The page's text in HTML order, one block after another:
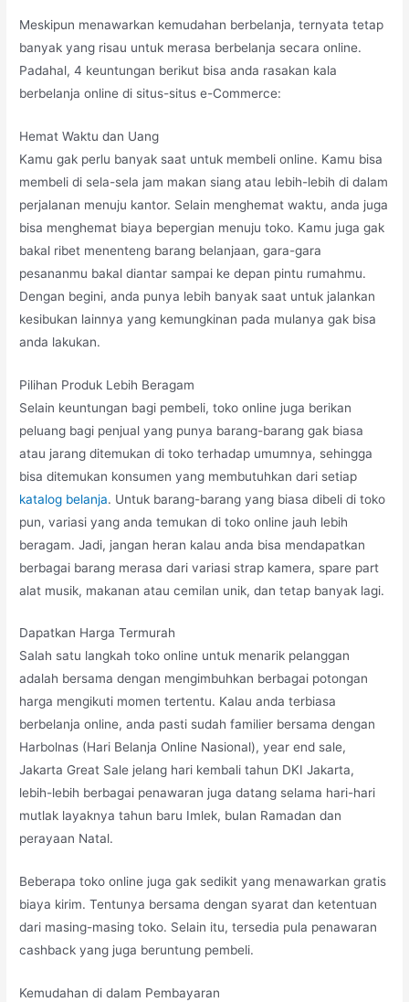
Meskipun menawarkan kemudahan berbelanja, ternyata tetap
banyak yang risau untuk merasa berbelanja secara online.
Padahal, 4 keuntungan berikut bisa anda rasakan kala
berbelanja online di situs-situs e-Commerce:
Hemat Waktu dan Uang
Kamu gak perlu banyak saat untuk membeli online. Kamu bisa
membeli di sela-sela jam makan siang atau lebih-lebih di dalam
perjalanan menuju kantor. Selain menghemat waktu, anda juga
bisa menghemat biaya bepergian menuju toko. Kamu juga gak
bakal ribet menenteng barang belanjaan, gara-gara
pesananmu bakal diantar sampai ke depan pintu rumahmu.
Dengan begini, anda punya lebih banyak saat untuk jalankan
kesibukan lainnya yang kemungkinan pada mulanya gak bisa
anda lakukan.
Pilihan Produk Lebih Beragam
Selain keuntungan bagi pembeli, toko online juga berikan
peluang bagi penjual yang punya barang-barang gak biasa
atau jarang ditemukan di toko terhadap umumnya, sehingga
bisa ditemukan konsumen yang membutuhkan dari setiap
katalog belanja. Untuk barang-barang yang biasa dibeli di toko
pun, variasi yang anda temukan di toko online jauh lebih
beragam. Jadi, jangan heran kalau anda bisa mendapatkan
berbagai barang merasa dari variasi strap kamera, spare part
alat musik, makanan atau cemilan unik, dan tetap banyak lagi.
Dapatkan Harga Termurah
Salah satu langkah toko online untuk menarik pelanggan
adalah bersama dengan mengimbuhkan berbagai potongan
harga mengikuti momen tertentu. Kalau anda terbiasa
berbelanja online, anda pasti sudah familier bersama dengan
Harbolnas (Hari Belanja Online Nasional), year end sale,
Jakarta Great Sale jelang hari kembali tahun DKI Jakarta,
lebih-lebih berbagai penawaran juga datang selama hari-hari
mutlak layaknya tahun baru Imlek, bulan Ramadan dan
perayaan Natal.
Beberapa toko online juga gak sedikit yang menawarkan gratis
biaya kirim. Tentunya bersama dengan syarat dan ketentuan
dari masing-masing toko. Selain itu, tersedia pula penawaran
cashback yang juga beruntung pembeli.
Kemudahan di dalam Pembayaran